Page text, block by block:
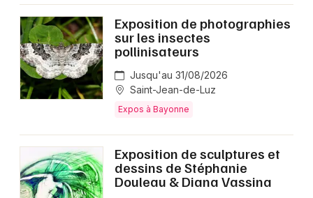
Exposition de photographies
sur les insectes
pollinisateurs
Jusqu'au 31/08/2026
Saint-Jean-de-Luz
Expos à Bayonne
Exposition de sculptures et
dessins de Stéphanie
Douleau & Diana Vassina